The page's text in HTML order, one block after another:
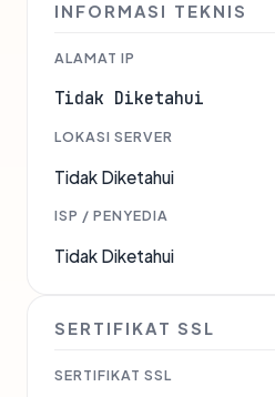
INFORMASI TEKNIS
ALAMAT IP
Tidak Diketahui
LOKASI SERVER
Tidak Diketahui
ISP / PENYEDIA
Tidak Diketahui
SERTIFIKAT SSL
SERTIFIKAT SSL